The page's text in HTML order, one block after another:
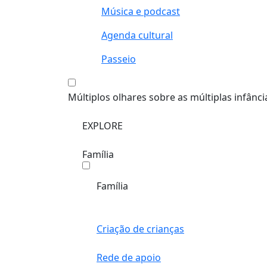
Música e podcast
Agenda cultural
Passeio
Múltiplos olhares sobre as múltiplas
EXPLORE
Família
Família
Criação de crianças
Rede de apoio